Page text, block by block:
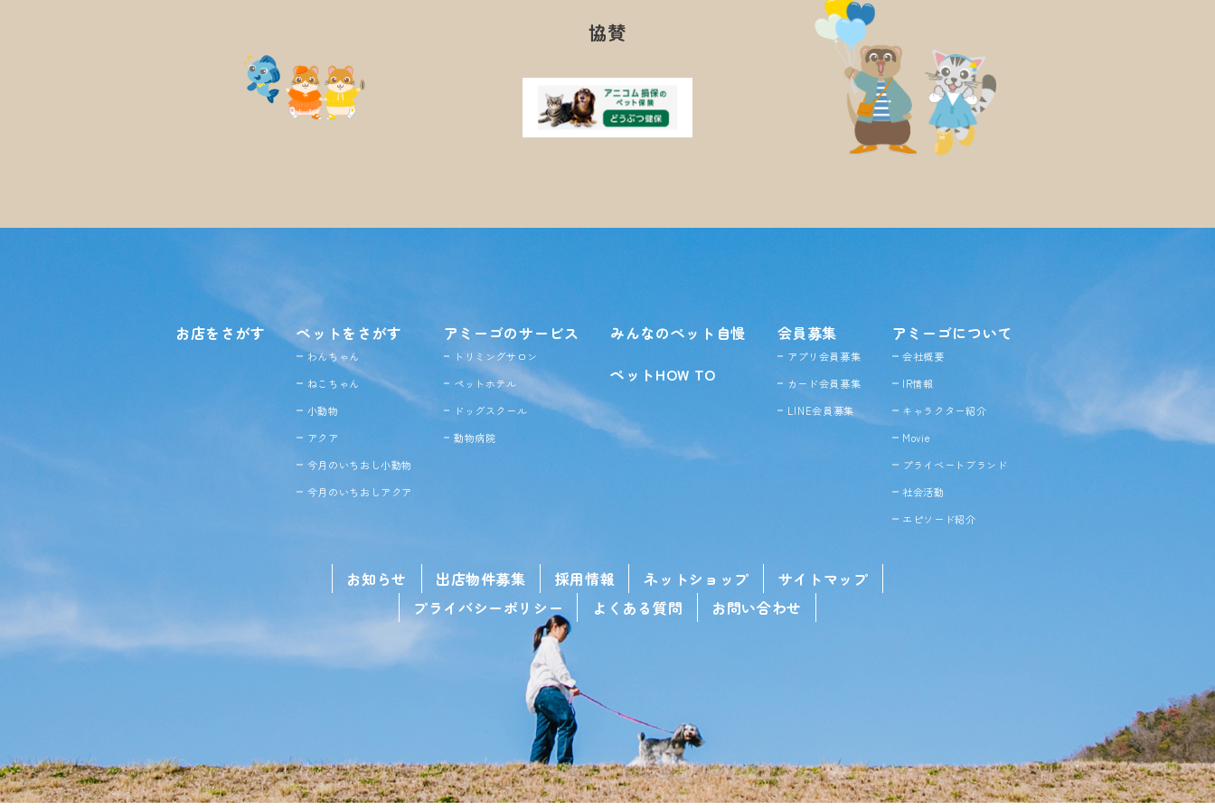
協賛
お店をさがす ペットをさがす
わんちゃん
ねこちゃん
小動物
アクア
今月のいちおし小動物
今月のいちおしアクア
アミーゴのサービス
トリミングサロン
ペットホテル
ドッグスクール
動物病院
みんなのペット自慢
ペットHOW TO
会員募集
アプリ会員募集
カード会員募集
LINE会員募集
アミーゴについて
会社概要
IR情報
キャラクター紹介
Movie
プライベートブランド
社会活動
エピソード紹介
お知らせ 出店物件募集 採用情報 ネットショップ
サイトマップ
プライバシーポリシー
よくある質問 お問い合わせ